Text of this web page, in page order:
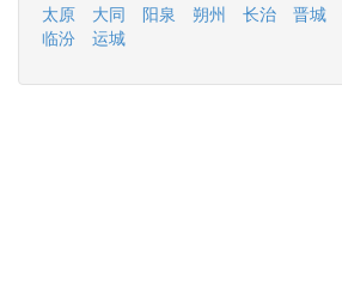
太原
大同 阳泉 朔州 长治 晋城
临汾
运城